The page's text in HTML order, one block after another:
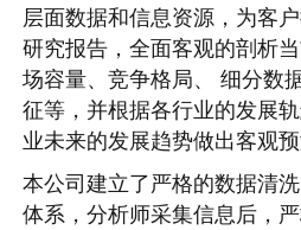
层面数据和信息资源，为客
研究报告，全面客观的剖析
场容量、竞争格局、 细分数
征等，并根据各行业的发展
业未来的发展趋势做出客观预
本公司建立了严格的数据清
体系，分析师采集信息后，